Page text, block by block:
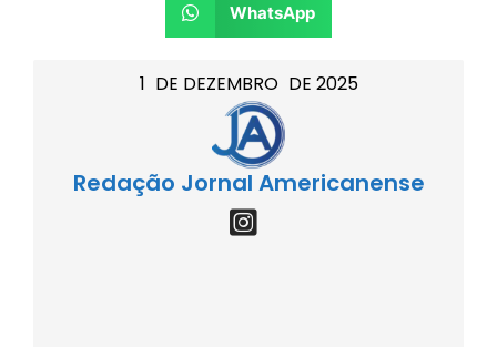
1 DE DEZEMBRO DE 2025
Redação Jornal Americanense
WhatsApp